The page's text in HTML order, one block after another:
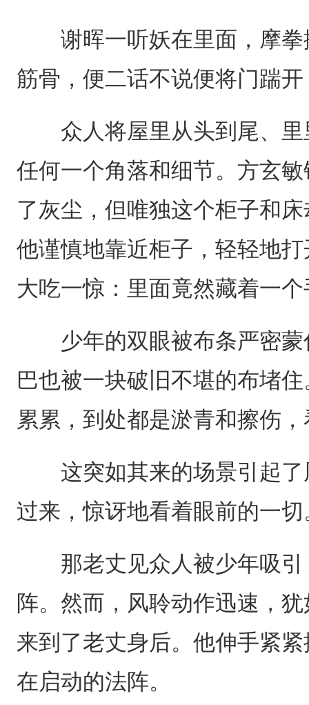
谢晖一听妖在里面，摩拳
筋骨，便二话不说便将门踹
众人将屋里从头到尾、里
任何一个角落和细节。方玄
了灰尘，但唯独这个柜子和
他谨慎地靠近柜子，轻轻地
大吃一惊：里面竟然藏着一
少年的双眼被布条严密蒙
巴也被一块破旧不堪的布堵
累累，到处都是淤青和擦伤
这突如其来的场景引起了
过来，惊讶地看着眼前的一切
那老丈见众人被少年吸引
阵。然而，风聆动作迅速，
来到了老丈身后。他伸手紧
在启动的法阵。